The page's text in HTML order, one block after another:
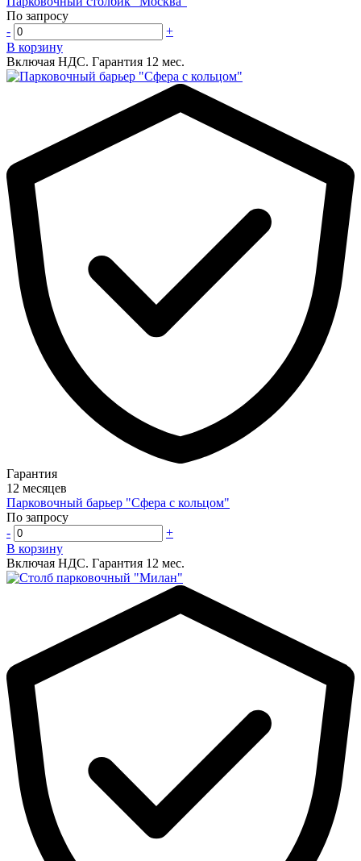
По запросу
-
+
В корзину
Включая НДС. Гарантия 12 мес.
Гарантия
12 месяцев
Парковочный барьер "Сфера с кольцом"
По запросу
-
+
В корзину
Включая НДС. Гарантия 12 мес.